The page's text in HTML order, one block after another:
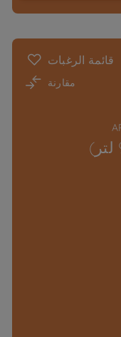
قائمة الرغبات
مقارنة